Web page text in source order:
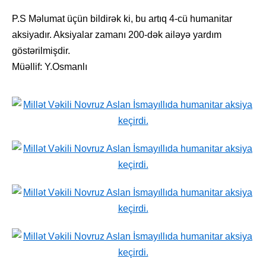
P.S Məlumat üçün bildirək ki, bu artıq 4-cü humanitar
aksiyadır. Aksiyalar zamanı 200-dək ailəyə yardım
göstərilmişdir.
Müəllif: Y.Osmanlı